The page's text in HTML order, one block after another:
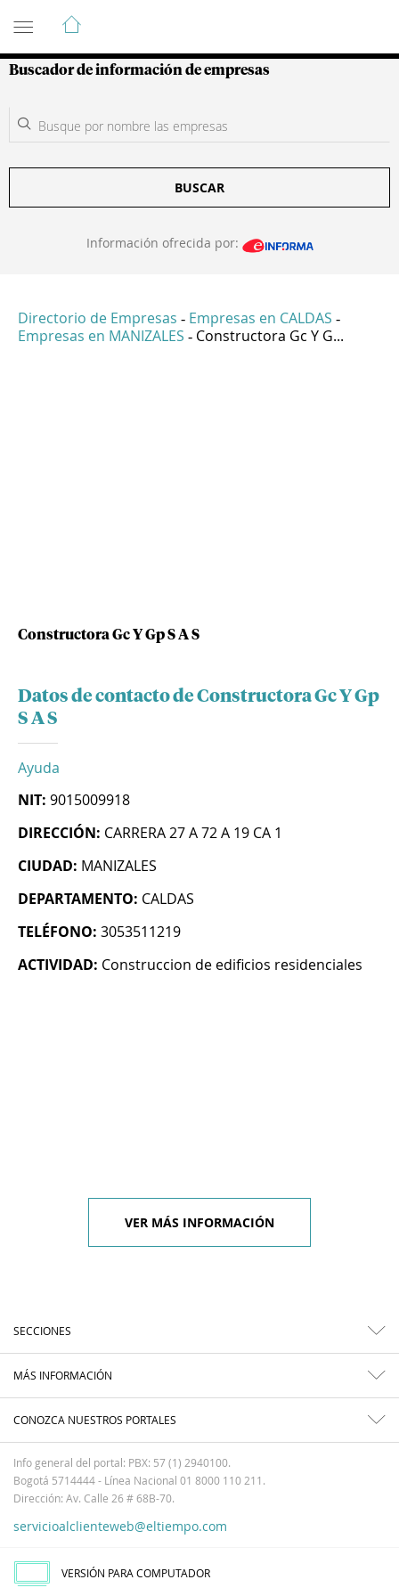
Guía de Empresas Colombianas
Buscador de información de empresas
BUSCAR
Información ofrecida por:
Directorio de Empresas - Empresas en CALDAS -
Empresas en MANIZALES - Constructora Gc Y G...
Constructora Gc Y Gp S A S
Datos de contacto de Constructora Gc Y Gp
S A S
Ayuda
NIT: 9015009918
DIRECCIÓN: CARRERA 27 A 72 A 19 CA 1
CIUDAD: MANIZALES
DEPARTAMENTO: CALDAS
TELÉFONO: 3053511219
ACTIVIDAD: Construccion de edificios residenciales
VER MÁS INFORMACIÓN
SECCIONES
MÁS INFORMACIÓN
CONOZCA NUESTROS PORTALES
Info general del portal: PBX: 57 (1) 2940100.
Bogotá 5714444 - Línea Nacional 01 8000 110 211.
Dirección: Av. Calle 26 # 68B-70.
servicioalclienteweb@eltiempo.com
VERSIÓN PARA COMPUTADOR